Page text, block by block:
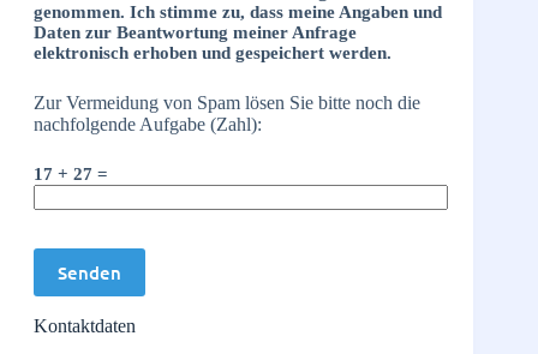
genommen. Ich stimme zu, dass meine Angaben und
Daten zur Beantwortung meiner Anfrage
elektronisch erhoben und gespeichert werden.
Zur Vermeidung von Spam lösen Sie bitte noch die
nachfolgende Aufgabe (Zahl):
17 + 27 =
Kontaktdaten